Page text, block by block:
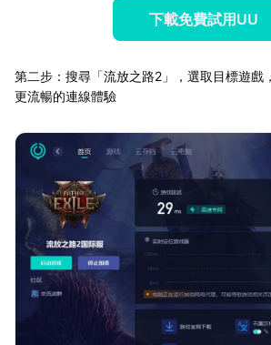
下載免費試用UU
第二步：搜尋「流放之路2」，選取目標遊戲
更流暢的連線體驗